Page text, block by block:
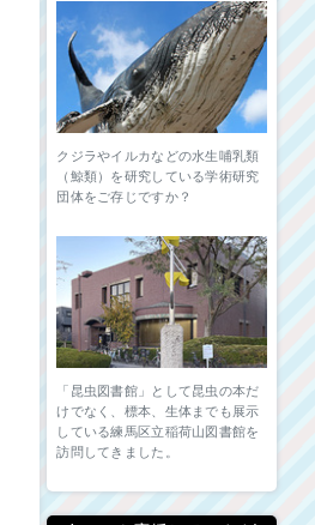
クジラやイルカなどの水生哺乳類
（鯨類）を研究している学術研究
団体をご存じですか？
「昆虫図書館」として昆虫の本だ
けでなく、標本、生体までも展示
している練馬区立稲荷山図書館を
訪問してきました。